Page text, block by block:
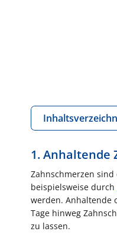
1. Anhaltende
Zahnschmerzen
beispielsweise durch
werden. Anhaltende
Tage hinweg
zu lassen.